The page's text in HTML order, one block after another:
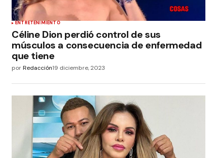
ENTRETENIMIENTO
Céline Dion perdió control de sus
músculos a consecuencia de enfermedad
que tiene
porRedacción19 diciembre, 2023